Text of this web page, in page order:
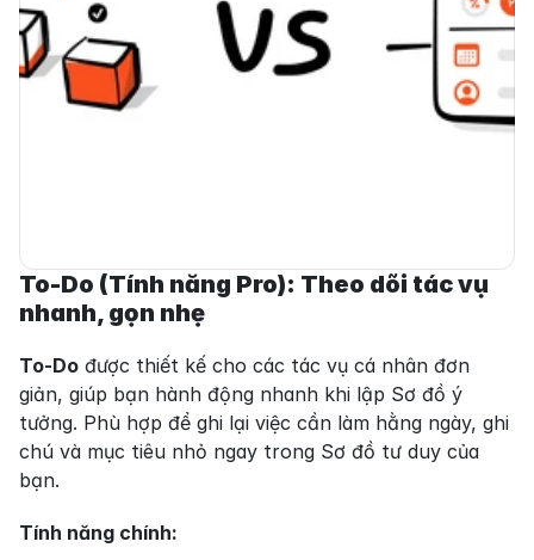
To-Do (Tính năng Pro): Theo dõi tác vụ
nhanh, gọn nhẹ
To-Do được thiết kế cho các tác vụ cá nhân đơn
giản, giúp bạn hành động nhanh khi lập Sơ đồ ý
tưởng. Phù hợp để ghi lại việc cần làm hằng ngày, ghi
chú và mục tiêu nhỏ ngay trong Sơ đồ tư duy của
bạn.
Tính năng chính: